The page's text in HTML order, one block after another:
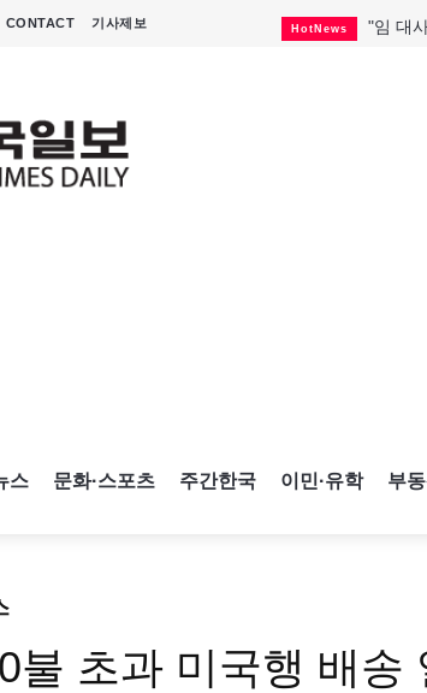
CONTACT 기사제보 HotNews "임 대
스 문화·스포츠 주간한국 이민·유학 부
불 초과 미국행 배송